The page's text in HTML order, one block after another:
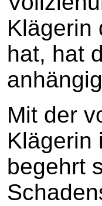
Klägerin
hat, hat
Mit der
Klägerin
begehrt